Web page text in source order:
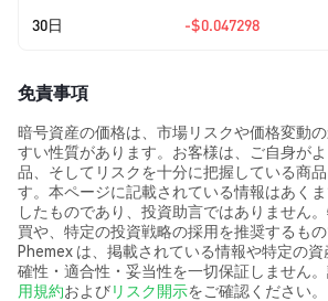
30日 -$0.047298
免責事項
暗号資産の価格は、市場リスクや価格変動
すい性質があります。お客様は、ご自身が
品、そしてリスクを十分に把握している商
す。本ページに記載されている情報はあく
したものであり、投資助言ではありません
買や、特定の投資戦略の採用を推奨するもの
Phemex は、掲載されている情報や特定の
確性・適合性・妥当性を一切保証しません。
用規約およびリスク開示をご確認ください。